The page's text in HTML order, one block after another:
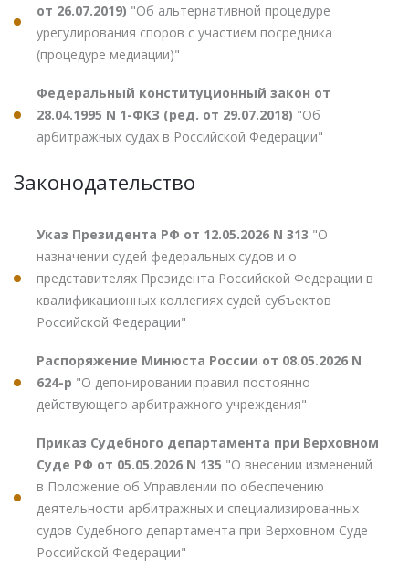
от 26.07.2019) "Об альтернативной процедуре
урегулирования споров с участием посредника
(процедуре медиации)"
Федеральный конституционный закон от
28.04.1995 N 1-ФКЗ (ред. от 29.07.2018) "Об
арбитражных судах в Российской Федерации"
Законодательство
Указ Президента РФ от 12.05.2026 N 313 "О
назначении судей федеральных судов и о
представителях Президента Российской Федерации в
квалификационных коллегиях судей субъектов
Российской Федерации"
Распоряжение Минюста России от 08.05.2026 N
624-р "О депонировании правил постоянно
действующего арбитражного учреждения"
Приказ Судебного департамента при Верховном
Суде РФ от 05.05.2026 N 135 "О внесении изменений
в Положение об Управлении по обеспечению
деятельности арбитражных и специализированных
судов Судебного департамента при Верховном Суде
Российской Федерации"